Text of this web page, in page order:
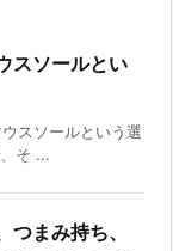
スソールとい
スソールという選
そ ...
つまみ持ち、